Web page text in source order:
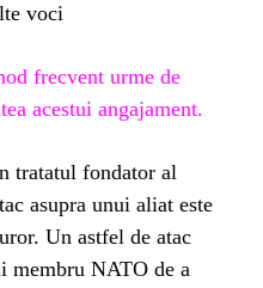
voci
frecvent urme de
acestui angajament.
tratatul fondator al
asupra unui aliat este
Un astfel de atac
membru NATO de a